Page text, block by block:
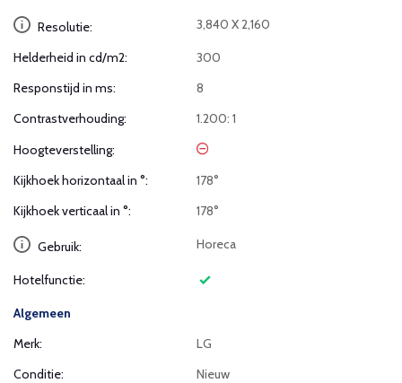
Resolutie: 3,840 X 2,160
Helderheid in cd/m2:
300
Responstijd in ms:
8
Contrastverhouding:
1.200: 1
Hoogteverstelling:
Kijkhoek horizontaal in °:
178°
Kijkhoek verticaal in °:
178°
Gebruik: Horeca
Hotelfunctie:
Algemeen
Merk:
LG
Conditie:
Nieuw